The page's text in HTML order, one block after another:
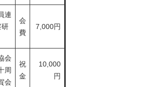
連
研
会
費
7,000円
会
周
会
祝
金
10,000
円